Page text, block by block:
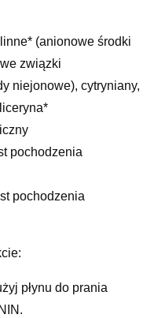
(anionowe środki
związki
niejonowe), cytryniany,
pochodzenia
pochodzenia
płynu do prania